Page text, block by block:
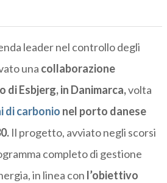
leader nel controllo degli
una collaborazione
di Esbjerg, in Danimarca,volta
di carbonio nel porto danese
Il progetto, avviato negli scorsi
completo di gestione
in linea con l’obiettivo